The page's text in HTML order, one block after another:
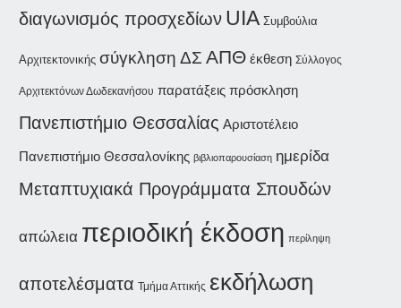
διαγωνισμός προσχεδίων UIA Συμβούλια
Αρχιτεκτονικής σύγκληση ΔΣ ΑΠΘ έκθεση Σύλλογος
Αρχιτεκτόνων Δωδεκανήσου παρατάξεις πρόσκληση
Πανεπιστήμιο Θεσσαλίας Αριστοτέλειο
Πανεπιστήμιο Θεσσαλονίκης βιβλιοπαρουσίαση ημερίδα
Μεταπτυχιακά Προγράμματα Σπουδών
απώλεια περιοδική έκδοση περίληψη
αποτελέσματα Τμήμα Αττικής εκδήλωση